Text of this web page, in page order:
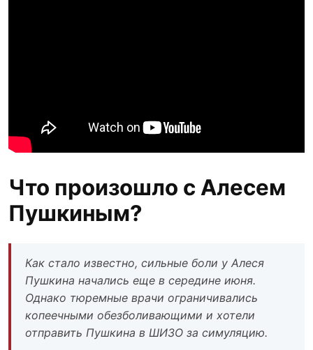
Что произошло с Алесем
Пушкиным?
Как стало известно, сильные боли у Алеся
Пушкина начались еще в середине июня.
Однако тюремные врачи ограничивались
копеечными обезболивающими и хотели
отправить Пушкина в ШИЗО за симуляцию.